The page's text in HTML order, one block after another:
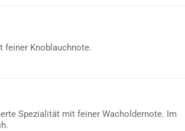
feiner Knoblauchnote.
Spezialität mit feiner Wacholdernote. Im